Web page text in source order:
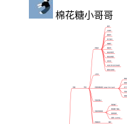
棉花糖小哥哥